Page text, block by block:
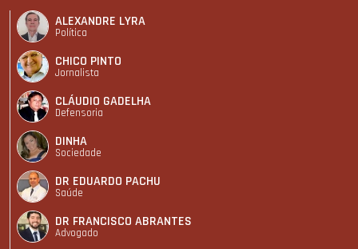
ALEXANDRE LYRA
Política
CHICO PINTO
Jornalista
CLÁUDIO GADELHA
Defensoria
DINHA
Sociedade
DR EDUARDO PACHU
Saúde
DR FRANCISCO ABRANTES
Advogado